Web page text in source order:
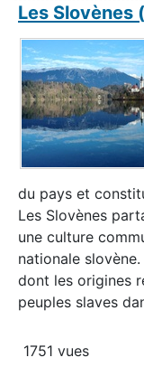
Les Slovènes
du pays et
Les Slovènes
une culture
nationale
dont les origines
peuples slaves
1751 vues